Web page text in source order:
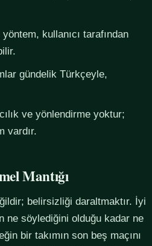
kullanıcı tarafından
gündelik Türkçeyle,
ve yönlendirme yoktur;
vardır.
Mantığı
belirsizliği daraltmaktır. İyi
ne söylediğini olduğu kadar ne
bir takımın son beş maçını